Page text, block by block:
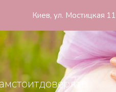
Киев, ул. Мостицкая 11